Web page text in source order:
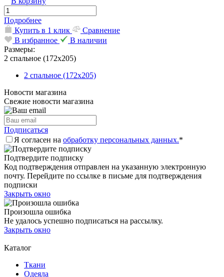
Подробнее
Купить в 1 клик
Сравнение
В избранное
В наличии
Размеры:
2 спальное (172х205)
2 спальное (172х205)
Новости магазина
Свежие новости магазина
Подписаться
Я согласен на обработку персональных данных.*
Подтвердите подписку
Код подтверждения отправлен на указанную электронную
почту. Перейдите по ссылке в письме для подтверждения
подписки
Закрыть окно
Произошла ошибка
Не удалось успешно подписаться на рассылку.
Закрыть окно
Каталог
Ткани
Одеяла